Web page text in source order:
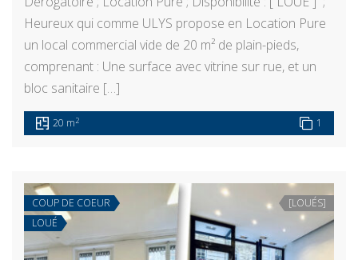
Heureux qui comme ULYS propose en Location Pure
un local commercial vide de 20 m² de plain-pieds,
comprenant : Une surface avec vitrine sur rue, et un
bloc sanitaire […]
20 m2 1
COUP DE COEUR
LOUÉ
[LOUÉS]